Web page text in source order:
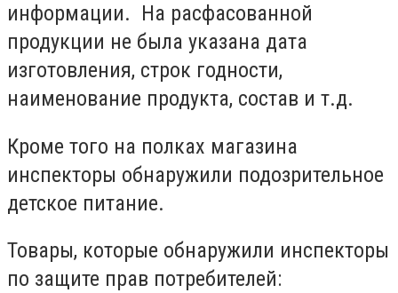
информации. На расфасованной
продукции не была указана дата
изготовления, строк годности,
наименование продукта, состав и т.д.
Кроме того на полках магазина
инспекторы обнаружили подозрительное
детское питание.
Товары, которые обнаружили инспекторы
по защите прав потребителей: